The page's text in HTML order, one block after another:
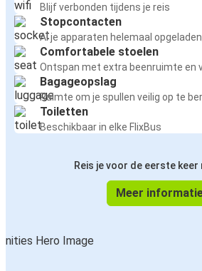
Blijf verbonden tijdens je reis
Stopcontacten
Al je apparaten helemaal
Comfortabele stoelen
Ontspan met extra beenruimte en
Bagageopslag
Ruimte om je spullen veilig op te
Toiletten
Beschikbaar in elke FlixBus
Reis je voor de eerste keer
Meer